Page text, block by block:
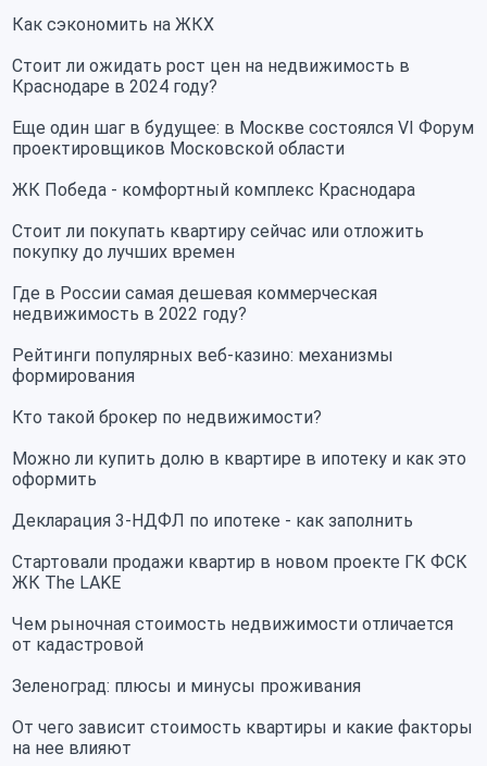
Как сэкономить на ЖКХ
Стоит ли ожидать рост цен на недвижимость в
Краснодаре в 2024 году?
Еще один шаг в будущее: в Москве состоялся VI Форум
проектировщиков Московской области
ЖК Победа - комфортный комплекс Краснодара
Стоит ли покупать квартиру сейчас или отложить
покупку до лучших времен
Где в России самая дешевая коммерческая
недвижимость в 2022 году?
Рейтинги популярных веб-казино: механизмы
формирования
Кто такой брокер по недвижимости?
Можно ли купить долю в квартире в ипотеку и как это
оформить
Декларация 3-НДФЛ по ипотеке - как заполнить
Стартовали продажи квартир в новом проекте ГК ФСК
ЖК The LAKE
Чем рыночная стоимость недвижимости отличается
от кадастровой
Зеленоград: плюсы и минусы проживания
От чего зависит стоимость квартиры и какие факторы
на нее влияют